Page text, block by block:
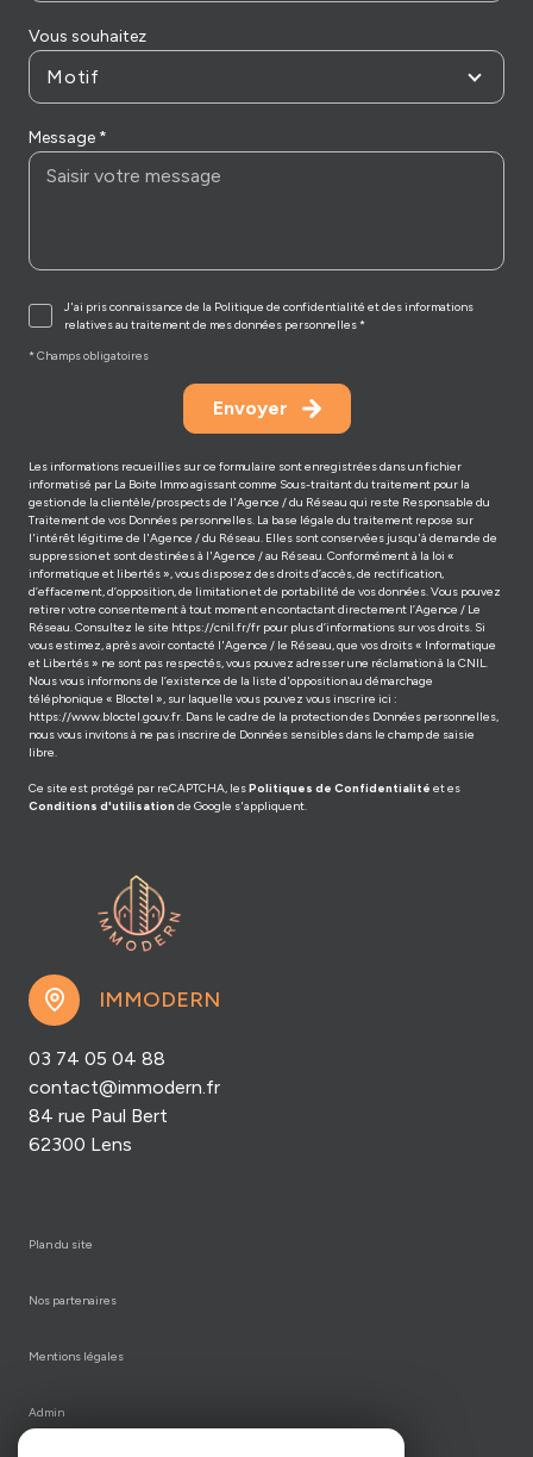
Vous souhaitez
Motif
Message *
J'ai pris connaissance de la Politique de confidentialité et des informations
relatives au traitement de mes données personnelles *
* Champs obligatoires
Envoyer
Les informations recueillies sur ce formulaire sont enregistrées dans un fichier
informatisé par La Boite Immo agissant comme Sous-traitant du traitement pour la
gestion de la clientèle/prospects de l'Agence / du Réseau qui reste Responsable du
Traitement de vos Données personnelles. La base légale du traitement repose sur
l'intérêt légitime de l'Agence / du Réseau. Elles sont conservées jusqu'à demande de
suppression et sont destinées à l'Agence / au Réseau. Conformément à la loi «
informatique et libertés », vous disposez des droits d’accès, de rectification,
d’effacement, d’opposition, de limitation et de portabilité de vos données. Vous pouvez
retirer votre consentement à tout moment en contactant directement l’Agence / Le
Réseau. Consultez le site https://cnil.fr/fr pour plus d’informations sur vos droits. Si
vous estimez, après avoir contacté l'Agence / le Réseau, que vos droits « Informatique
et Libertés » ne sont pas respectés, vous pouvez adresser une réclamation à la CNIL.
Nous vous informons de l’existence de la liste d'opposition au démarchage
téléphonique « Bloctel », sur laquelle vous pouvez vous inscrire ici :
https://www.bloctel.gouv.fr. Dans le cadre de la protection des Données personnelles,
nous vous invitons à ne pas inscrire de Données sensibles dans le champ de saisie
libre.
Ce site est protégé par reCAPTCHA, lesPolitiques de Confidentialité et es
Conditions d'utilisation de Google s'appliquent.
IMMODERN
03 74 05 04 88
contact@immodern.fr
84 rue Paul Bert
62300 Lens
plan du site
nos partenaires
mentions légales
admin